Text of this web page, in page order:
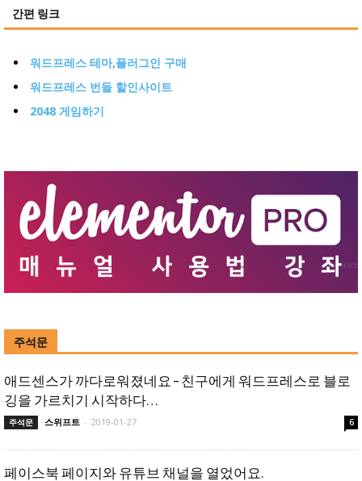
간편 링크
워드프레스 테마,플러그인 구매
워드프레스 번들 할인사이트
2048 게임하기
주석문
애드센스가 까다로워졌네요 – 친구에게 워드프레스로 블로
깅을 가르치기 시작하다…
주석문 스위프트 - 2019-01-27 6
페이스북 페이지와 유튜브 채널을 열었어요.